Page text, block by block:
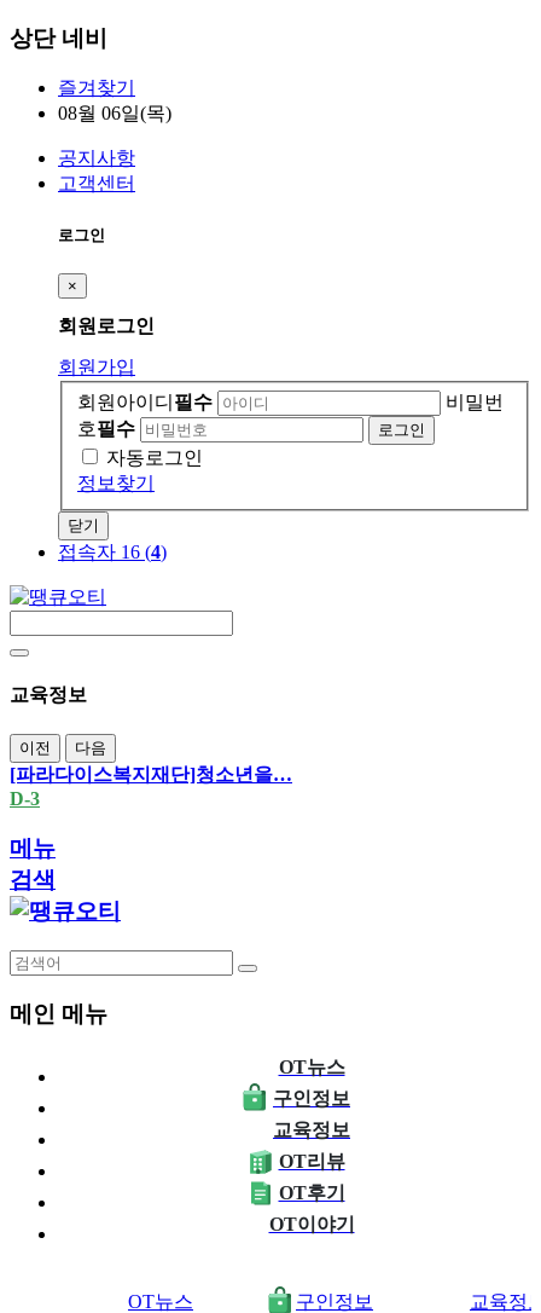
상단 네비
즐겨찾기
08월 06일(목)
공지사항
고객센터
로그인
×
회원 로그인
회원가입
회원아이디 필수
비밀번
호필수
자동로그인
정보찾기
닫기
접속자 16 (4)
교육정보
이전 다음
[파라다이스복지재단]청소년을…
D-3
메뉴
검색
메인 메뉴
OT뉴스
구인정보
교육정보
OT리뷰
OT후기
OT이야기
OT뉴스 구인정보 교육정